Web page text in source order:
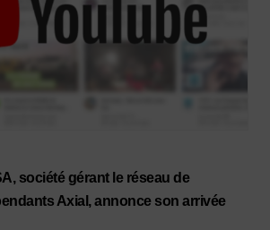
société gérant le réseau de
Axial, annonce son arrivée